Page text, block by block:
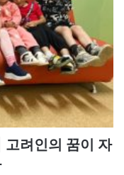
려인의 꿈이 자